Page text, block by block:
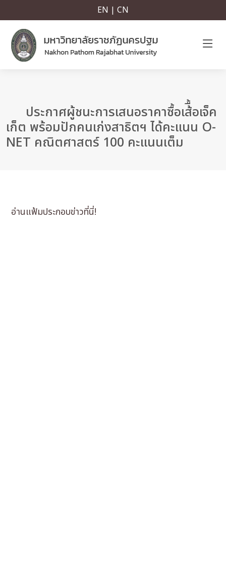
EN | CN
ประกาศผู้ชนะการเสนอราคาซื้อเส้ื้อเจ็ค
เก็ต พร้อมปักคนเก่งสาธิตฯ ได้คะแนน O-
NET คณิตศาสตร์ 100 คะแนนเต็ม
อ่านแฟ้มประกอบข่าวที่นี่!